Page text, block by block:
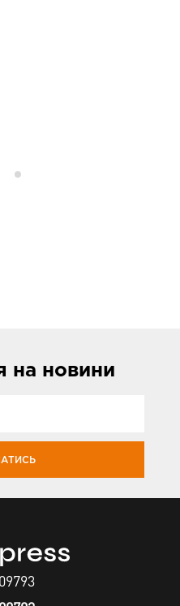
на новини